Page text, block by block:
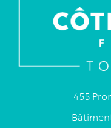
455